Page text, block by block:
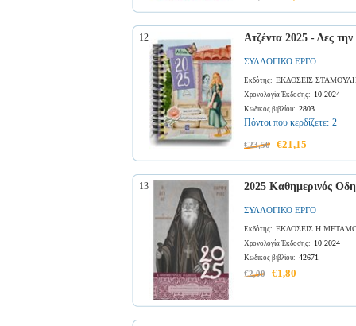
12 Ατζέντα 2025 - Δες την
ΣΥΛΛΟΓΙΚΟ ΕΡΓΟ
Εκδότης: ΕΚΔΟΣΕΙΣ
Χρονολογία Έκδοσης: 10 2024
Κωδικός βιβλίου: 2803
Πόντοι που κερδίζετε: 2
€23,50 €21,15
13 2025 Καθημερινός
ΣΥΛΛΟΓΙΚΟ ΕΡΓΟ
Εκδότης: ΕΚΔΟΣΕΙΣ Η
Χρονολογία Έκδοσης: 10 2024
Κωδικός βιβλίου: 42671
€2,00 €1,80